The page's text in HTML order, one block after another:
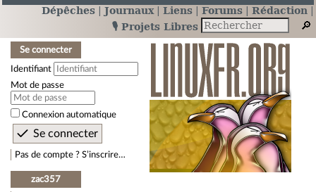
Dépêches Journaux Liens Forums
Rédaction
🎙️ Projets Libres
Se connecter
Identifiant
Mot de passe
Connexion automatique
Pas de compte ? S’inscrire…
zac357